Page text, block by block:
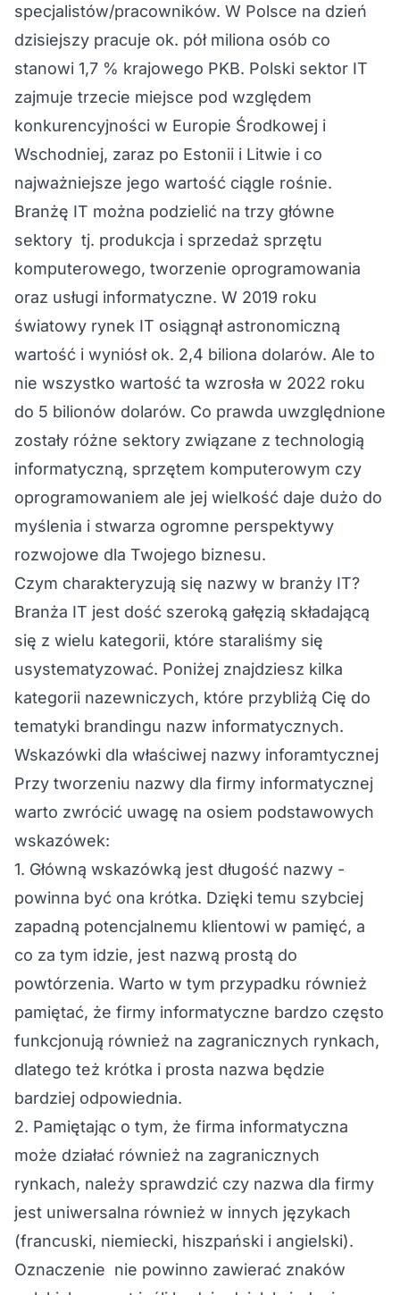
specjalistów/pracowników. W Polsce na dzień
dzisiejszy pracuje ok. pół miliona osób co
stanowi 1,7 % krajowego PKB. Polski sektor IT
zajmuje trzecie miejsce pod względem
konkurencyjności w Europie Środkowej i
Wschodniej, zaraz po Estonii i Litwie i co
najważniejsze jego wartość ciągle rośnie.
Branżę IT można podzielić na trzy główne
sektory tj. produkcja i sprzedaż sprzętu
komputerowego, tworzenie oprogramowania
oraz usługi informatyczne. W 2019 roku
światowy rynek IT osiągnął astronomiczną
wartość i wyniósł ok. 2,4 biliona dolarów. Ale to
nie wszystko wartość ta wzrosła w 2022 roku
do 5 bilionów dolarów. Co prawda uwzględnione
zostały różne sektory związane z technologią
informatyczną, sprzętem komputerowym czy
oprogramowaniem ale jej wielkość daje dużo do
myślenia i stwarza ogromne perspektywy
rozwojowe dla Twojego biznesu.
Czym charakteryzują się nazwy w branży IT?
Branża IT jest dość szeroką gałęzią składającą
się z wielu kategorii, które staraliśmy się
usystematyzować. Poniżej znajdziesz kilka
kategorii nazewniczych, które przybliżą Cię do
tematyki brandingu nazw informatycznych.
Wskazówki dla właściwej nazwy inforamtycznej
Przy tworzeniu nazwy dla firmy informatycznej
warto zwrócić uwagę na osiem podstawowych
wskazówek:
1. Główną wskazówką jest długość nazwy -
powinna być ona krótka. Dzięki temu szybciej
zapadną potencjalnemu klientowi w pamięć, a
co za tym idzie, jest nazwą prostą do
powtórzenia. Warto w tym przypadku również
pamiętać, że firmy informatyczne bardzo często
funkcjonują również na zagranicznych rynkach,
dlatego też krótka i prosta nazwa będzie
bardziej odpowiednia.
2. Pamiętając o tym, że firma informatyczna
może działać również na zagranicznych
rynkach, należy sprawdzić czy nazwa dla firmy
jest uniwersalna również w innych językach
(francuski, niemiecki, hiszpański i angielski).
Oznaczenie nie powinno zawierać znaków